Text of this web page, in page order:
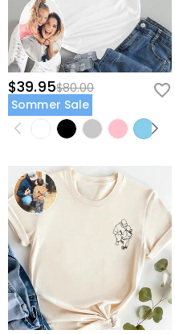
$39.95$80.00
Sommer Sale